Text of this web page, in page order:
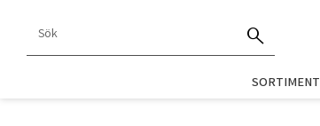
SORTIMENT